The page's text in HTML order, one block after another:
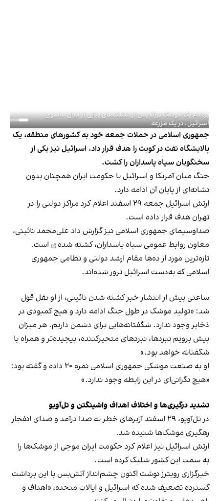
پره دم یک موشک بزرگ پس از شلیک‌های پیاپی از ایران به‌سوی
اسرائیل، در یک مزرعه‌
جمهوری اسلامی در حملات جمعه خود به کشورهای منطقه، یک
پالایشگاه نفت در کویت را هدف قرار داد. اسرائیل نیز یکی از
سخنگویان سپاه پاسداران را کشت.
جنگ میان آمریکا و اسرائیل با حکومت ایران همچنان بدون
نشانه‌ای از پایان آن ادامه دارد.
ارتش اسرائیل جمعه ۲۹ اسفند اعلام کرد مراکز دولتی را در
تهران هدف قرار داده است.
صداوسیمای جمهوری اسلامی نیز گزارش داد علی‌محمد نائینی،
معاون روابط عمومی سپاه پاسداران،کشته شده
است.
تازه‌ترین مورد از ده‌ها مقام ارشد دولتی و نظامی جمهوری
اسلامی که به‌دست اسرائیل ترور شده‌اند.
ساعتی پیش از انتشار خبر کشته شدن نائینی، از او نقل قول
شد: «تولید موشک در طول جنگ ادامه دارد و هیچ کمبودی در
ذخایر وجود ندارد. شگفتانه‌هایی برای دشمن داریم. هر میزان
پیش برویم نبردها، نبردهای متحیرکننده، پیچیده‌تر و همراه با
شگفتانه خواهد بود.»
او به صنعت موشکی جمهوری اسلامی نمره ۲۰ داده و گفته بود:
«هیچ نگرانی‌ای در این رابطه وجود ندارد.»
تشدید درگیری‌ها و اختلاف اهداف واشینگتن و تل‌آویو
در تل‌آویو، ۲۹ اسفند آژیرهای خطر به صدا درآمد و صدای انفجار
رهگیری موشک‌ها شنیده شد.
ارتش اسرائیل نیز اعلام کرد حکومت ایران موجی از موشک‌ها را
به سمت این کشور شلیک کرده است.
خبرگزاری رویترز نوشت اکنون چشم‌انداز آتش‌بس با این برداشت
گسترده تضعیف شده که اسرائیل و ایالات متحده، «اهداف و